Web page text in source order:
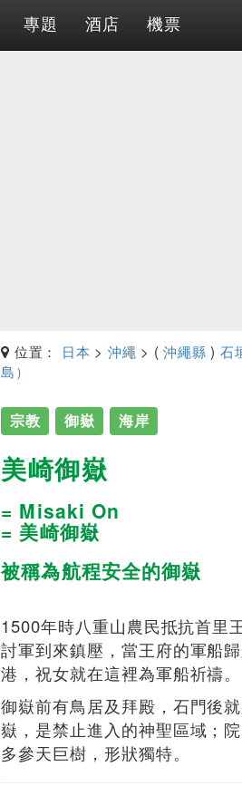
專題 酒店 機票
位置： 日本 > 沖繩 > (沖繩縣 ) 石
島）
宗教 御嶽 海岸
美崎御嶽
= Misaki On
= 美崎御嶽
被稱為航程安全的御嶽
1500年時八重山農民抵抗首里
討軍到來鎮壓，當王府的軍船
港，祝女就在這裡為軍船祈禱。
御嶽前有鳥居及拜殿，石門後
嶽，是禁止進入的神聖區域；
多參天巨樹，形狀獨特。